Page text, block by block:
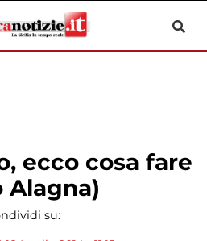
ecco cosa fare
Alagna)
su: